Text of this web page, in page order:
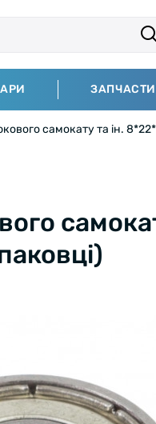
самокату та ін.